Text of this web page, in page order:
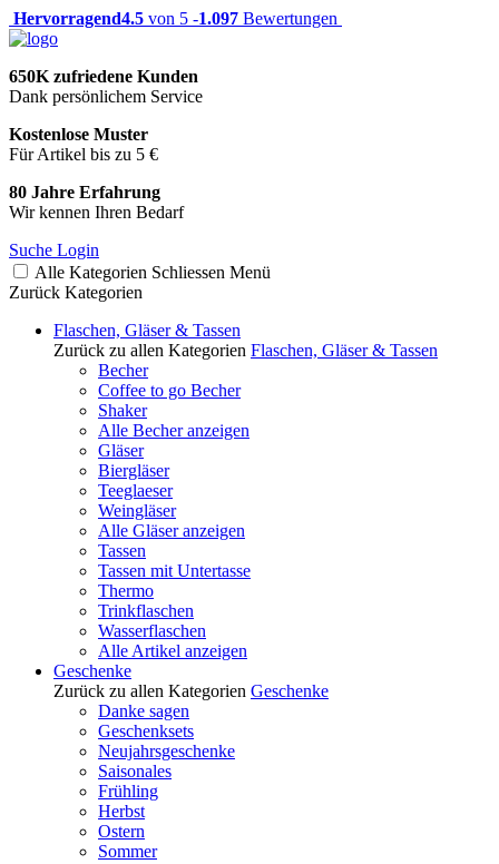
Hervorragend4.5 von 5 -1.097 Bewertungen
650K zufriedene Kunden
Dank persönlichem Service
Kostenlose Muster
Für Artikel bis zu 5 €
80 Jahre Erfahrung
Wir kennen Ihren Bedarf
Suche Login
Alle Kategorien Schliessen Menü
Zurück Kategorien
Flaschen, Gläser & Tassen
Zurück zu allen Kategorien Flaschen, Gläser & Tassen
Becher
Coffee to go Becher
Shaker
Alle Becher anzeigen
Gläser
Biergläser
Teeglaeser
Weingläser
Alle Gläser anzeigen
Tassen
Tassen mit Untertasse
Thermo
Trinkflaschen
Wasserflaschen
Alle Artikel anzeigen
Geschenke
Zurück zu allen Kategorien Geschenke
Danke sagen
Geschenksets
Neujahrsgeschenke
Saisonales
Frühling
Herbst
Ostern
Sommer